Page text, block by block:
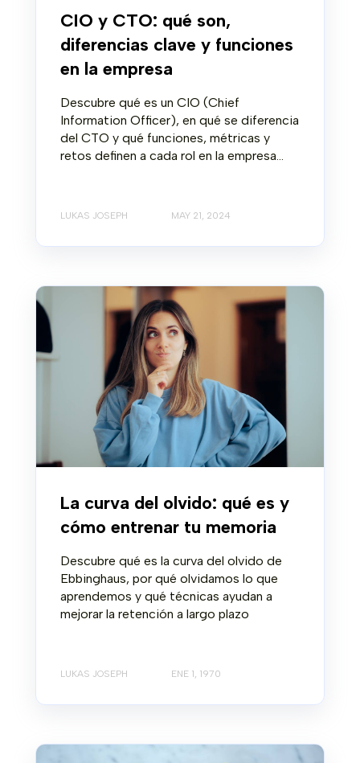
CIO y CTO: qué son,
diferencias clave y funciones
en la empresa
Descubre qué es un CIO (Chief
Information Officer), en qué se diferencia
del CTO y qué funciones, métricas y
retos definen a cada rol en la empresa...
LUKAS JOSEPH MAY 21, 2024
La curva del olvido: qué es y
cómo entrenar tu memoria
Descubre qué es la curva del olvido de
Ebbinghaus, por qué olvidamos lo que
aprendemos y qué técnicas ayudan a
mejorar la retención a largo plazo
LUKAS JOSEPH ENE 1, 1970